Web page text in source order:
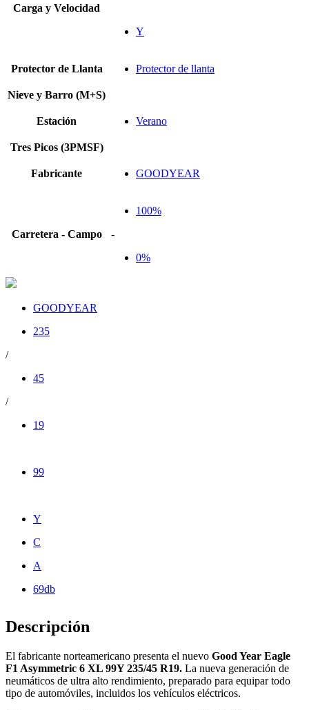
Carga y Velocidad
Y
Protector de Llanta Protector de llanta
Nieve y Barro (M+S)
Estación Verano
Tres Picos (3PMSF)
Fabricante GOODYEAR
Carretera - Campo
100%
-
0%
GOODYEAR
235
/
45
/
19
99
Y
C
A
69db
Descripción
El fabricante norteamericano presenta el nuevo Good Year Eagle
F1 Asymmetric 6 XL 99Y 235/45 R19. La nueva generación de
neumáticos de ultra alto rendimiento, preparado para equipar todo
tipo de automóviles, incluidos los vehículos eléctricos.